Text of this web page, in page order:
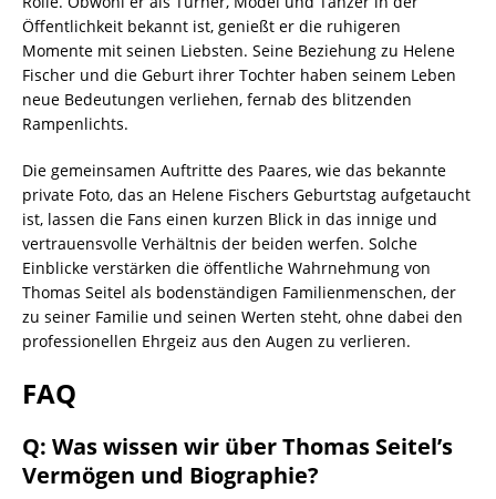
Öffentlichkeit bekannt ist, genießt er die ruhigeren
Momente mit seinen Liebsten. Seine Beziehung zu Helene
Fischer und die Geburt ihrer Tochter haben seinem Leben
neue Bedeutungen verliehen, fernab des blitzenden
Rampenlichts.
Die gemeinsamen Auftritte des Paares, wie das bekannte
private Foto, das an Helene Fischers Geburtstag aufgetaucht
ist, lassen die Fans einen kurzen Blick in das innige und
vertrauensvolle Verhältnis der beiden werfen. Solche
Einblicke verstärken die öffentliche Wahrnehmung von
Thomas Seitel als bodenständigen Familienmenschen, der
zu seiner Familie und seinen Werten steht, ohne dabei den
professionellen Ehrgeiz aus den Augen zu verlieren.
FAQ
Q: Was wissen wir über Thomas Seitel’s
Vermögen und Biographie?